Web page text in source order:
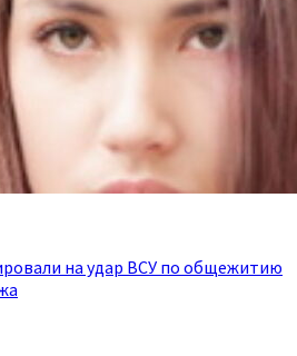
на удар ВСУ по общежитию